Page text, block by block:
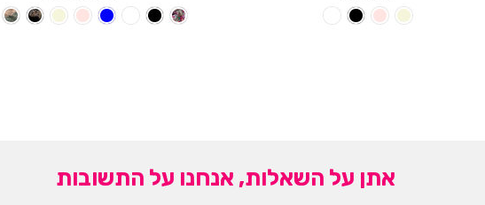
אתן על השאלות, אנחנו על התשובות